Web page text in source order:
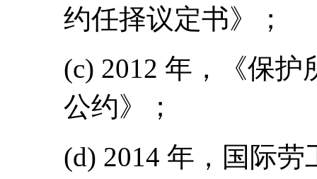
约任择议定书》；
(c) 2012 年，《保
公约》；
(d) 2014 年，国际